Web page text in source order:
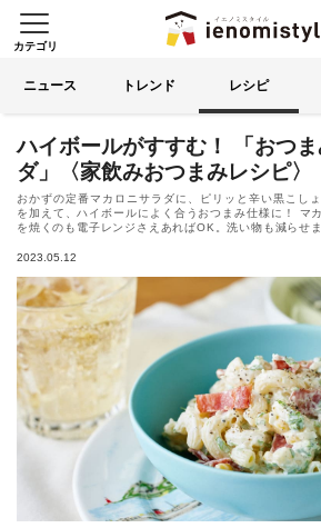
イエノ
カテゴリ
る
ニュース トレンド レシピ
ハイボールがすすむ！ 「おつ
ダ」〈家飲みおつまみレシピ〉
おかずの定番マカロニサラダに、ピリッと辛い黒こし
を加えて、ハイボールによく合うおつまみ仕様に！ マ
を焼くのも電子レンジさえあればOK。洗い物も減らせま
2023.05.12